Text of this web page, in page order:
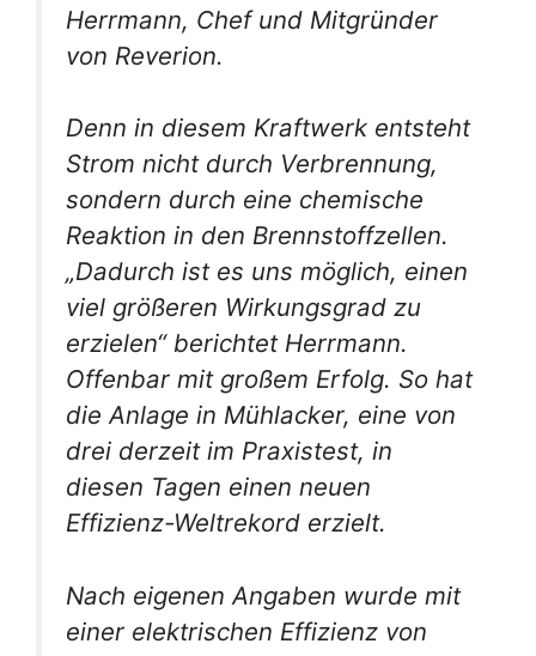
Herrmann, Chef und Mitgründer
von Reverion.
Denn in diesem Kraftwerk entsteht
Strom nicht durch Verbrennung,
sondern durch eine chemische
Reaktion in den Brennstoffzellen.
„Dadurch ist es uns möglich, einen
viel größeren Wirkungsgrad zu
erzielen“ berichtet Herrmann.
Offenbar mit großem Erfolg. So hat
die Anlage in Mühlacker, eine von
drei derzeit im Praxistest, in
diesen Tagen einen neuen
Effizienz-Weltrekord erzielt.
Nach eigenen Angaben wurde mit
einer elektrischen Effizienz von